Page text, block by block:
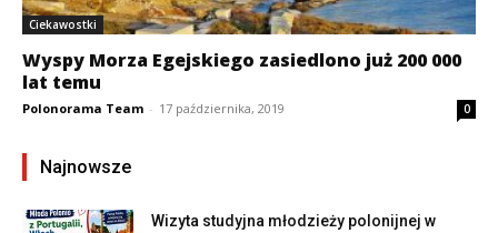
Ciekawostki
Wyspy Morza Egejskiego zasiedlono już 200 000
lat temu
Polonorama Team - 17 października, 2019 0
Najnowsze
Wizyta studyjna młodzieży polonijnej w